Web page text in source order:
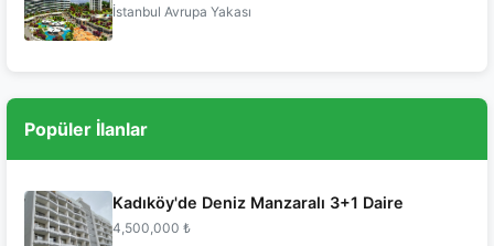
İstanbul Avrupa Yakası
Popüler İlanlar
Kadıköy'de Deniz Manzaralı 3+1 Daire
4,500,000 ₺